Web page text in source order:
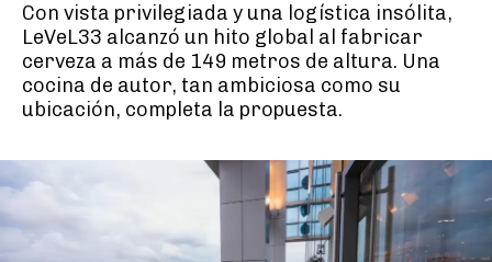
Con vista privilegiada y una logística insólita,
LeVeL33 alcanzó un hito global al fabricar
cerveza a más de 149 metros de altura. Una
cocina de autor, tan ambiciosa como su
ubicación, completa la propuesta.